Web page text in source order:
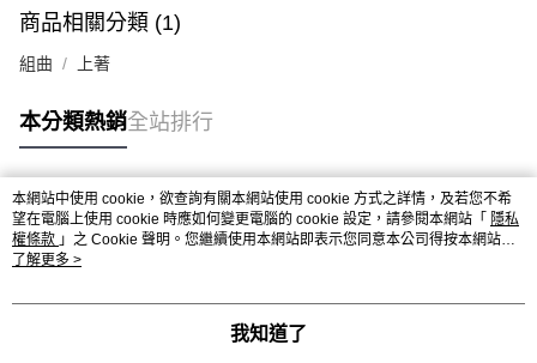
商品相關分類 (1)
組曲 上著
本分類熱銷全站排行
熱門標籤
本網站中使用 cookie，欲查詢有關本網站使用 cookie 方式之詳情，及若您不希
望在電腦上使用 cookie 時應如何變更電腦的 cookie 設定，請參閱本網站「 隱私
權條款 」之 Cookie 聲明。您繼續使用本網站即表示您同意本公司得按本網站使
用條款之 Cookie 聲明使用 cookie。
了解更多 >
我知道了